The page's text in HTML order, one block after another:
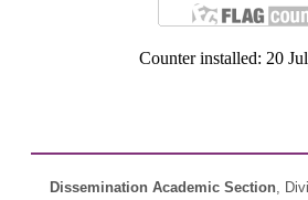
Counter installed: 20
Dissemination Academic Section,